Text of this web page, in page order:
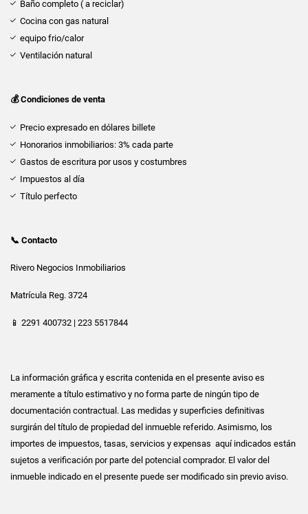
Baño completo ( a reciclar)
Cocina con gas natural
equipo frio/calor
Ventilación natural
💰 Condiciones de venta
Precio expresado en dólares billete
Honorarios inmobiliarios: 3% cada parte
Gastos de escritura por usos y costumbres
Impuestos al día
Título perfecto
📞 Contacto
Rivero Negocios Inmobiliarios
Matrícula Reg. 3724
📱 2291 400732 | 223 5517844
La información gráfica y escrita contenida en el presente aviso es
meramente a título estimativo y no forma parte de ningún tipo de
documentación contractual. Las medidas y superficies definitivas
surgirán del título de propiedad del inmueble referido. Asimismo, los
importes de impuestos, tasas, servicios y expensas aquí indicados están
sujetos a verificación por parte del potencial comprador. El valor del
inmueble indicado en el presente puede ser modificado sin previo aviso.